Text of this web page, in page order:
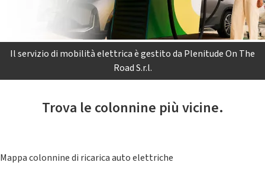
Il servizio di mobilità elettrica è gestito da Plenitude On The
Road S.r.l.
Trova le colonnine più vicine.
Mappa colonnine di ricarica auto elettriche